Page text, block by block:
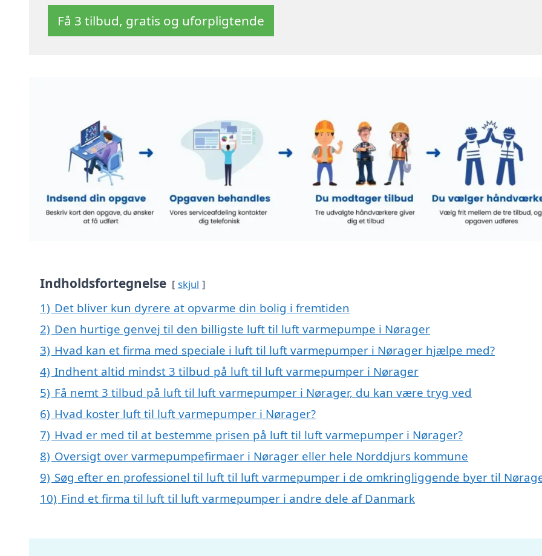
Få 3 tilbud, gratis og uforpligtende
Indholdsfortegnelse skjul
1) Det bliver kun dyrere at opvarme din bolig i fremtiden
2) Den hurtige genvej til den billigste luft til luft varmepumpe i Nørager
3) Hvad kan et firma med speciale i luft til luft varmepumper i Nørager hjælpe med?
4) Indhent altid mindst 3 tilbud på luft til luft varmepumper i Nørager
5) Få nemt 3 tilbud på luft til luft varmepumper i Nørager, du kan være tryg ved
6) Hvad koster luft til luft varmepumper i Nørager?
7) Hvad er med til at bestemme prisen på luft til luft varmepumper i Nørager?
8) Oversigt over varmepumpefirmaer i Nørager eller hele Norddjurs kommune
9) Søg efter en professionel til luft til luft varmepumper i de omkringliggende byer til
10) Find et firma til luft til luft varmepumper i andre dele af Danmark